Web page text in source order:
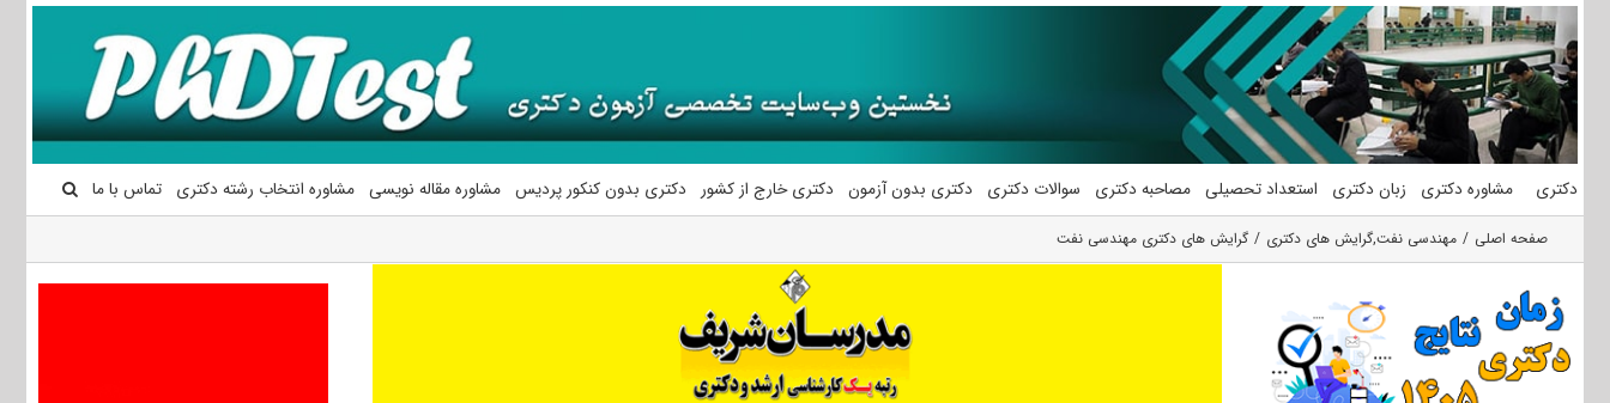
محتوا
دکتری مشاوره دکتری زبان دکتری استعداد تحصیلی مصاحبه دکتری سوالات دکتری دکتری بدون آزمون دکتری خارج از کشور دکتری بدون کنکور پردیس مشاوره مقاله نویسی مشاوره انتخاب رشته دکتری تماس با ما
صفحه اصلی مهندسی نفت,گرایش های دکتری گرایش های دکتری مهندسی نفت